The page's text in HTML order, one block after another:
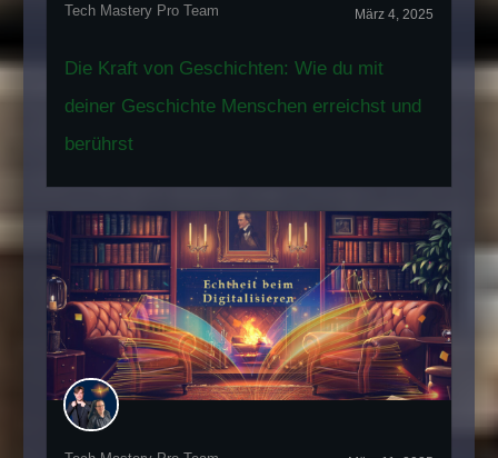
Tech Mastery Pro Team März 4, 2025
Die Kraft von Geschichten: Wie du mit
deiner Geschichte Menschen erreichst und
berührst